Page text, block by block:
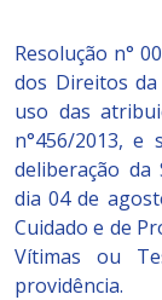
Resolução n°
dos Direitos da
uso das
n°456/2013, e
deliberação da
dia 04 de
Cuidado e de
Vítimas ou
providência.